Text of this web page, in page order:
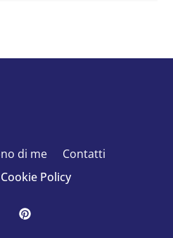
di me
Contatti
Policy